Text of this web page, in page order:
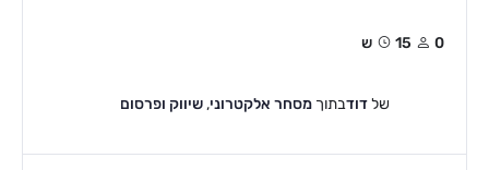
0 15ש
שלדודבתוך מסחר אלקטרוני, שיווק ופרסום